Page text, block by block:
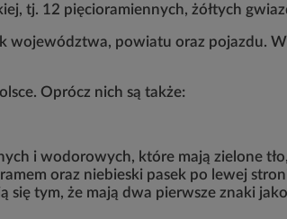
tj. 12 pięcioramiennych, żółtych
województwa, powiatu oraz pojazdu.
Oprócz nich są także:
i wodorowych, które mają zielone
oraz niebieski pasek po lewej
się tym, że mają dwa pierwsze znaki